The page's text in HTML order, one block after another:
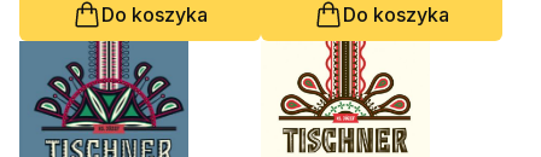
Do koszyka
Do koszyka